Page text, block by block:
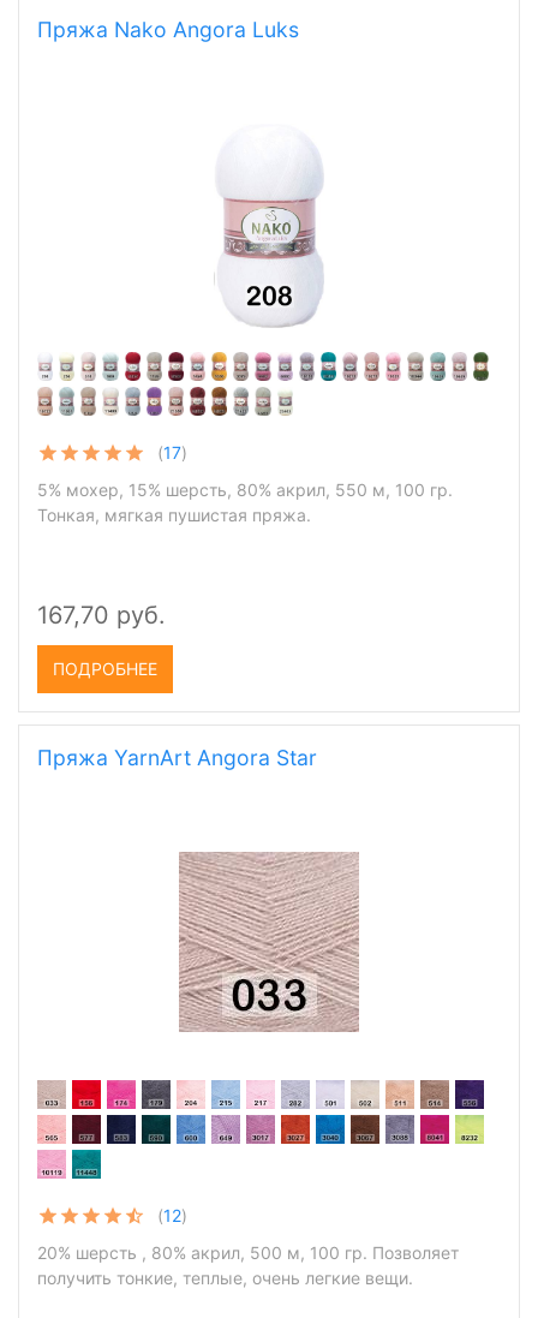
Пряжа Nako Angora Luks
(17)
5% мохер, 15% шерсть, 80% акрил, 550 м, 100 гр.
Тонкая, мягкая пушистая пряжа.
167,70 руб.
ПОДРОБНЕЕ
Пряжа YarnArt Angora Star
(12)
20% шерсть , 80% акрил, 500 м, 100 гр. Позволяет
получить тонкие, теплые, очень легкие вещи.